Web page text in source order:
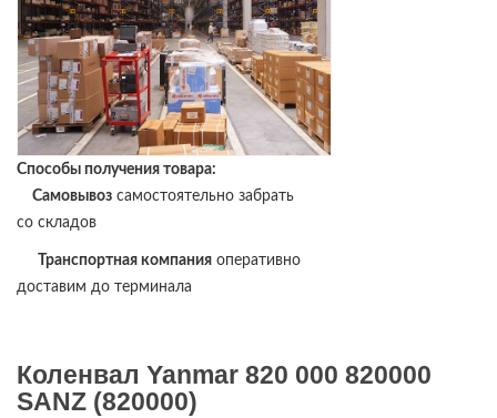
Способы получения товара:
Самовывоз самостоятельно забрать
со складов
Транспортная компания оперативно
доставим до терминала
Коленвал Yanmar 820 000 820000
SANZ (820000)